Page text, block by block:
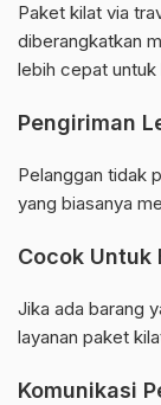
Paket kilat via
diberangkatkan
lebih cepat
Pengiriman
Pelanggan tidak
yang biasanya
Cocok Untuk
Jika ada barang
layanan paket
Komunikasi